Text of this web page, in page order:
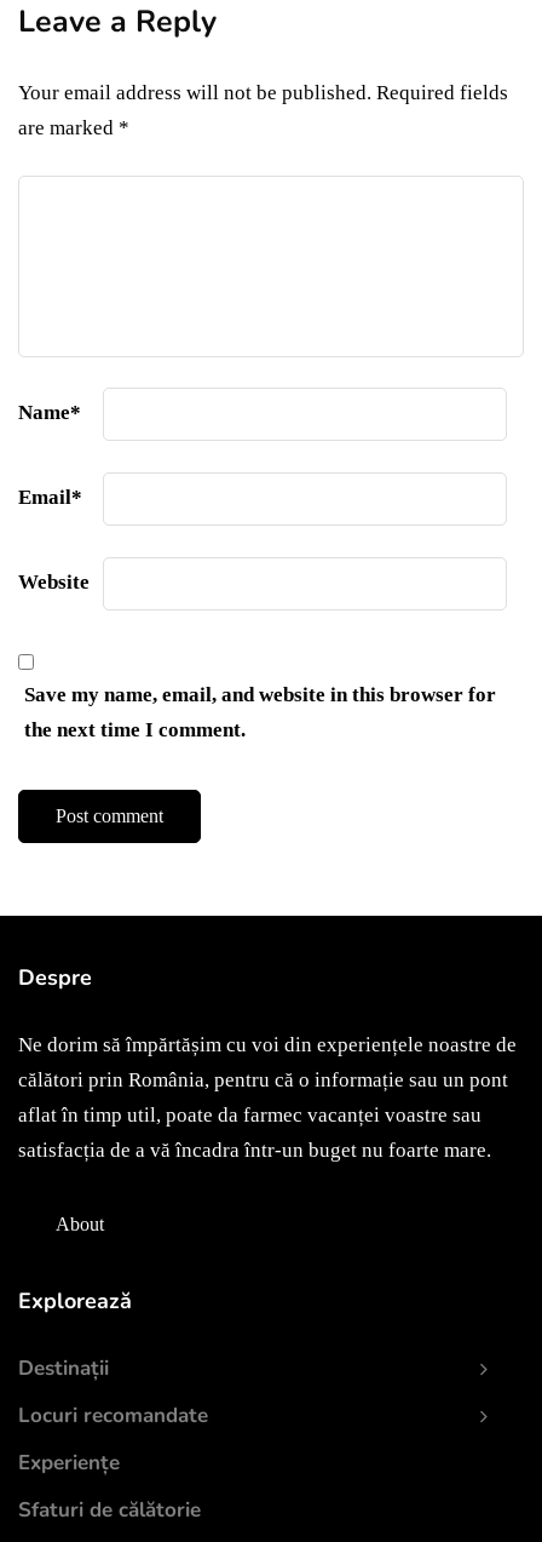
Leave a Reply
Your email address will not be published. Required fields
are marked *
Name*
Email*
Website
Save my name, email, and website in this browser for
the next time I comment.
Despre
Ne dorim să împărtășim cu voi din experiențele noastre de
călători prin România, pentru că o informație sau un pont
aflat în timp util, poate da farmec vacanței voastre sau
satisfacția de a vă încadra într-un buget nu foarte mare.
About
Explorează
Destinații
Locuri recomandate
Experiențe
Sfaturi de călătorie